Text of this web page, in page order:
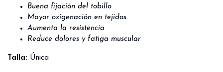
Buena fijación del tobillo
Mayor oxigenación en tejidos
Aumenta la resistencia
Reduce dolores y fatiga muscular
Talla: Única